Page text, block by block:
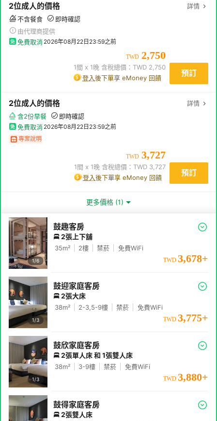
2位成人的價格
詳情
不含餐食
即時確認
由代理商提供
免費取消 2026年08月22日23:59之前
TWD 2,750
1間 x 1晚 含稅總價：TWD 2,750
登入後下單享 eMoney 回饋 預訂
2位成人的價格
詳情
含2份早餐
即時確認
免費取消 2026年08月22日23:59之前
專案說明
TWD 3,727
1間 x 1晚 含稅總價：TWD 3,727
登入後下單享 eMoney 回饋 預訂
更多價格 (1)
1/6
鼓趣客房
2張上下舖
35m² 2樓 禁菸 免費WiFi
TWD 3,678+
1/3
鼓迎家庭客房
2張大床
38m² 2-3,5-9樓 禁菸 免費WiFi
TWD 3,775+
1/3
鼓欣家庭客房
2張單人床 和 1張雙人床
38m² 3-9樓 禁菸 免費WiFi
TWD 3,880+
鼓得家庭客房
2張雙人床